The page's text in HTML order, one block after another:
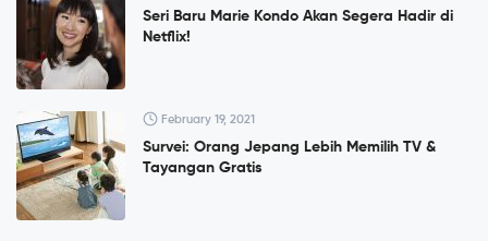
Seri Baru Marie Kondo Akan Segera Hadir di
Netflix!
February 19, 2021
Survei: Orang Jepang Lebih Memilih TV &
Tayangan Gratis